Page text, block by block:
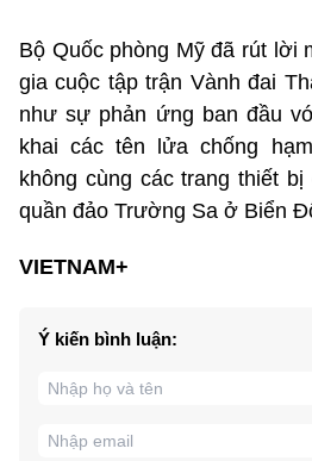
Bộ Quốc phòng Mỹ đã rút lời
gia cuộc tập trận Vành đai
như sự phản ứng ban đầu
khai các tên lửa chống
không cùng các trang thiết
quần đảo Trường Sa ở Biển
VIETNAM+
Ý kiến bình luận: